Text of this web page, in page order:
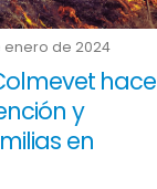
enero de 2024
hace
y
en